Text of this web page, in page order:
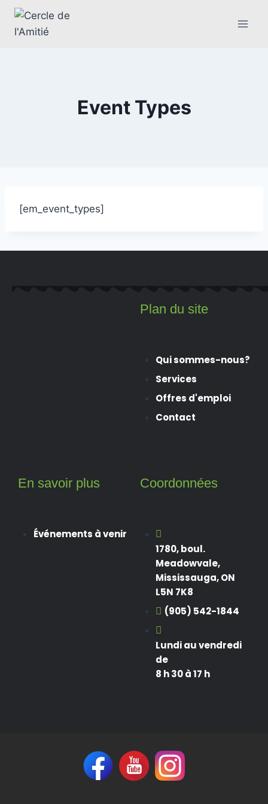
Event Types
[em_event_types]
Plan du site
Qui sommes-nous?
Services
Offres d'emploi
Contact
En savoir plus
Événements à venir
Coordonnées
1780, boul.
Meadowvale,
Mississauga, ON
L5N 7K8
(905) 542-1844
Lundi au vendredi
de
8 h 30 à 17 h